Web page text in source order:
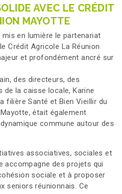
AVEC LE CRÉDIT
MAYOTTE
en lumière le partenariat
Crédit Agricole La Réunion
et profondément ancré sur
des directeurs, des
la caisse locale, Karine
filière Santé et Bien Vieillir du
était également
commune autour des
associatives, sociales et
accompagne des projets qui
sociale et à proposer
seniors réunionnais. Ce